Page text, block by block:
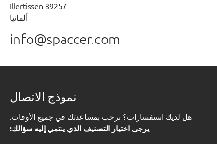
89257 Illertissen
ألمانيا
info@spaccer.com
نموذج الاتصال
هل لديك استفسارات؟ نرحب بمساعدتك في جميع الأوقات.
يرجى اختيار التصنيف الذي ينتمي إليه سؤالك: